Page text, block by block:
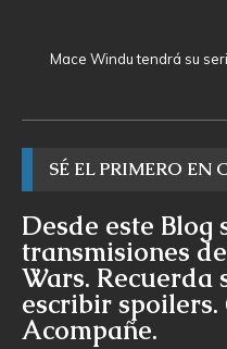
Mace Windu tendrá su
SÉ EL PRIMERO EN
Desde este Blog
transmisiones
Wars. Recuerda
escribir
Acompañe.